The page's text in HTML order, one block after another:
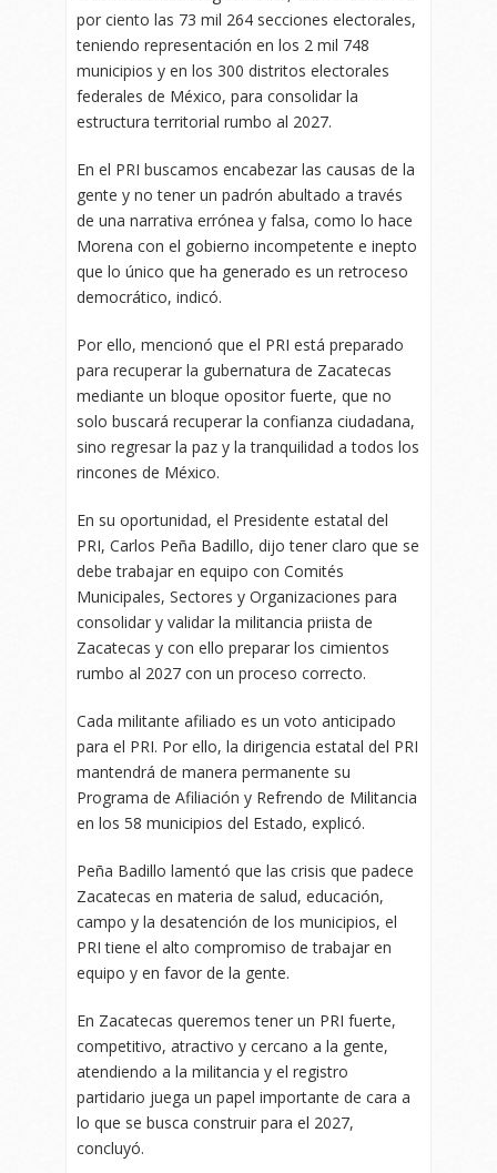
por ciento las 73 mil 264 secciones electorales,
teniendo representación en los 2 mil 748
municipios y en los 300 distritos electorales
federales de México, para consolidar la
estructura territorial rumbo al 2027.
En el PRI buscamos encabezar las causas de la
gente y no tener un padrón abultado a través
de una narrativa errónea y falsa, como lo hace
Morena con el gobierno incompetente e inepto
que lo único que ha generado es un retroceso
democrático, indicó.
Por ello, mencionó que el PRI está preparado
para recuperar la gubernatura de Zacatecas
mediante un bloque opositor fuerte, que no
solo buscará recuperar la confianza ciudadana,
sino regresar la paz y la tranquilidad a todos los
rincones de México.
En su oportunidad, el Presidente estatal del
PRI, Carlos Peña Badillo, dijo tener claro que se
debe trabajar en equipo con Comités
Municipales, Sectores y Organizaciones para
consolidar y validar la militancia priista de
Zacatecas y con ello preparar los cimientos
rumbo al 2027 con un proceso correcto.
Cada militante afiliado es un voto anticipado
para el PRI. Por ello, la dirigencia estatal del PRI
mantendrá de manera permanente su
Programa de Afiliación y Refrendo de Militancia
en los 58 municipios del Estado, explicó.
Peña Badillo lamentó que las crisis que padece
Zacatecas en materia de salud, educación,
campo y la desatención de los municipios, el
PRI tiene el alto compromiso de trabajar en
equipo y en favor de la gente.
En Zacatecas queremos tener un PRI fuerte,
competitivo, atractivo y cercano a la gente,
atendiendo a la militancia y el registro
partidario juega un papel importante de cara a
lo que se busca construir para el 2027,
concluyó.